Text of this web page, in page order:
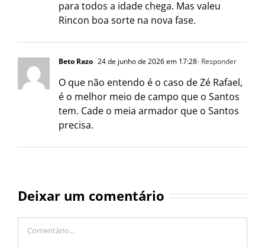
para todos a idade chega. Mas valeu
Rincon boa sorte na nova fase.
Beto Razo 24 de junho de 2026 em 17:28- Responder
O que não entendo é o caso de Zé Rafael,
é o melhor meio de campo que o Santos
tem. Cade o meia armador que o Santos
precisa.
Deixar um comentário